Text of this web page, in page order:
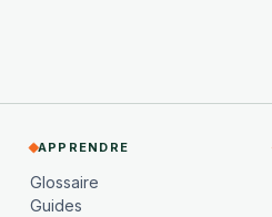
APPRENDRE
Glossaire
Guides